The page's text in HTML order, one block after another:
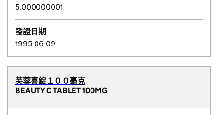
5.000000001
發證日期
1995-06-09
芙蓉喜錠１００毫克
BEAUTY C TABLET 100MG